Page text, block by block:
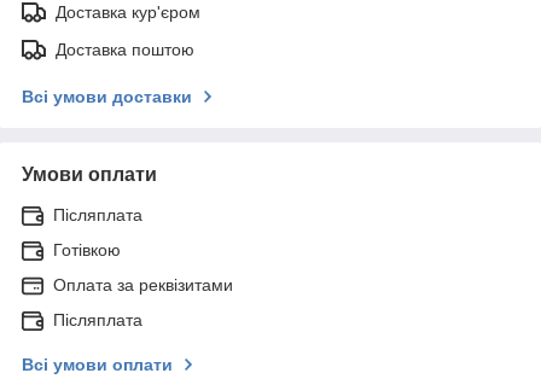
Доставка кур'єром
Доставка поштою
Всі умови доставки
Умови оплати
Післяплата
Готівкою
Оплата за реквізитами
Післяплата
Всі умови оплати